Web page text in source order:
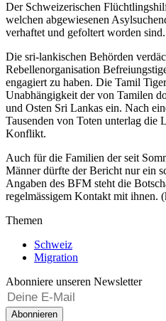
Der Schweizerischen
welchen abgewiesenen
verhaftet und gefoltert worden sind.
Die sri-lankischen Behörden
Rebellenorganisation
engagiert zu haben. Die Tamil
Unabhängigkeit der von Tamilen
und Osten Sri Lankas ein. Nach
Tausenden von Toten unterlag die
Konflikt.
Auch für die Familien der seit
Männer dürfte der Bericht nur ein
Angaben des BFM steht die
regelmässigem Kontakt mit ihnen.
Themen
Schweiz
Migration
Abonniere unseren Newsletter
Abonnieren